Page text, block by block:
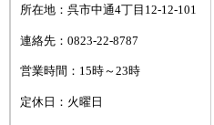
所在地：呉市中通4丁目12-12-101
連絡先：0823-22-8787
営業時間：15時～23時
定休日：火曜日